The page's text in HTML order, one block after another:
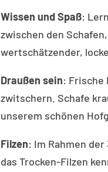
Wissen und Spaß:
zwischen den
wertschätzender,
Draußen sein: Frische
zwitschern. Schafe
unserem schönen
Filzen: Im Rahmen
das Trocken-Filzen